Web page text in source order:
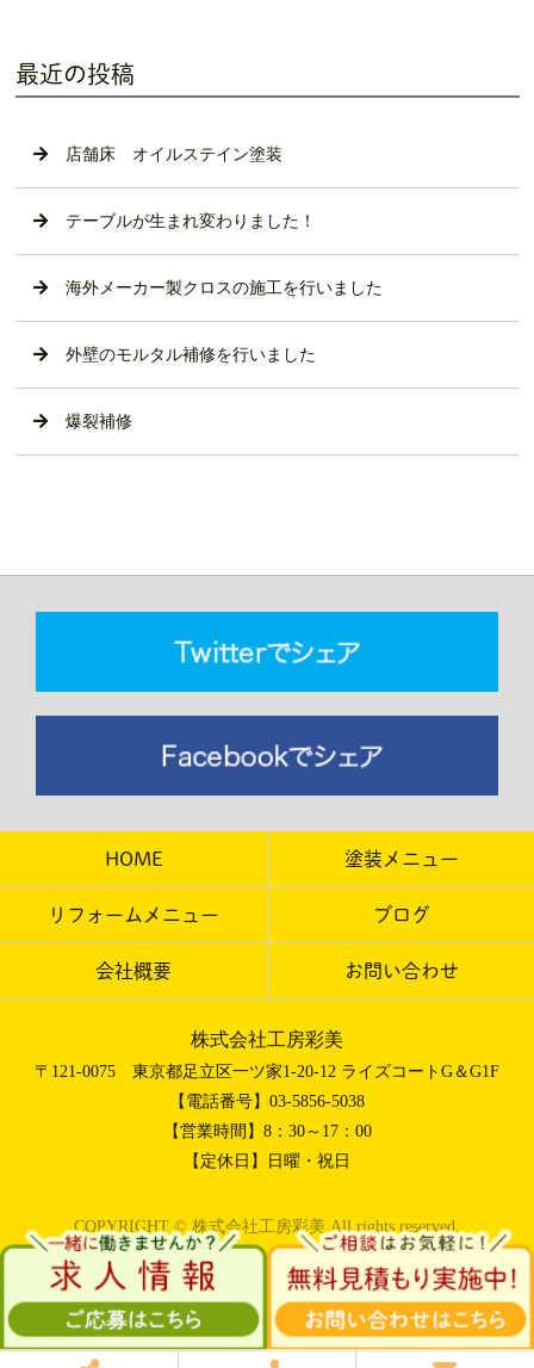
最近の投稿
店舗床 オイルステイン塗装
テーブルが生まれ変わりました！
海外メーカー製クロスの施工を行いました
外壁のモルタル補修を行いました
爆裂補修
HOME 塗装メニュー
リフォームメニュー ブログ
会社概要 お問い合わせ
株式会社工房彩美
〒121-0075 東京都足立区一ツ家1-20-12 ライズコートG＆G1F
【電話番号】03-5856-5038
【営業時間】8：30～17：00
【定休日】日曜・祝日
COPYRIGHT © 株式会社工房彩美 All rights reserved.